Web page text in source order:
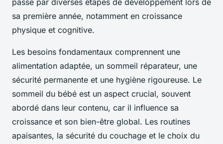
passe par diverses étapes de développement lors de
sa première année, notamment en croissance
physique et cognitive.
Les besoins fondamentaux comprennent une
alimentation adaptée, un sommeil réparateur, une
sécurité permanente et une hygiène rigoureuse. Le
sommeil du bébé est un aspect crucial, souvent
abordé dans leur contenu, car il influence sa
croissance et son bien-être global. Les routines
apaisantes, la sécurité du couchage et le choix du